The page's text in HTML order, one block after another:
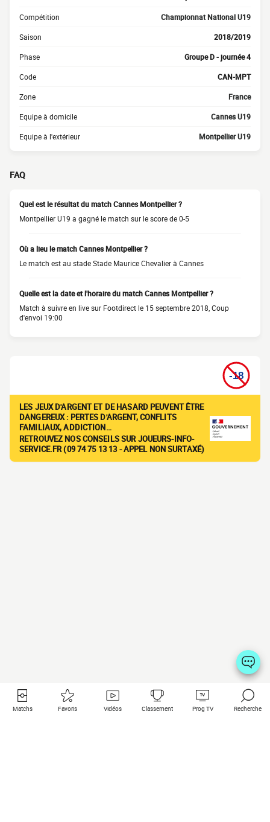
Compétition Championnat National U19
Saison 2018/2019
Phase Groupe D - journée 4
Code CAN-MPT
Zone France
Equipe à domicile Cannes U19
Equipe à l'extérieur Montpellier U19
FAQ
Quel est le résultat du match Cannes Montpellier ?
Montpellier U19 a gagné le match sur le score de 0-5
Où a lieu le match Cannes Montpellier ?
Le match est au stade Stade Maurice Chevalier à Cannes
Quelle est la date et l'horaire du match Cannes Montpellier ?
Match à suivre en live sur Footdirect le 15 septembre 2018, Coup
d'envoi 19:00
LES JEUX D'ARGENT ET DE HASARD PEUVENT ÊTRE
DANGEREUX : PERTES D'ARGENT, CONFLITS
FAMILIAUX, ADDICTION…
RETROUVEZ NOS CONSEILS SUR JOUEURS-INFO-
SERVICE.FR (09 74 75 13 13 - APPEL NON SURTAXÉ)
Matchs Favoris Vidéos Classement Prog TV Recherche